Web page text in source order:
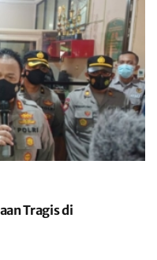
Tragis di